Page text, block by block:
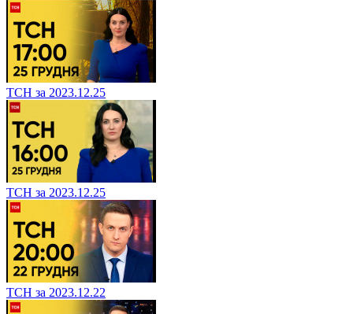
ТСН за 2023.12.25
ТСН за 2023.12.25
ТСН за 2023.12.22